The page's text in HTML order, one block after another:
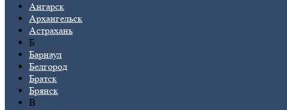
Ангарск
Архангельск
Астрахань
Б
Барнаул
Белгород
Братск
Брянск
В